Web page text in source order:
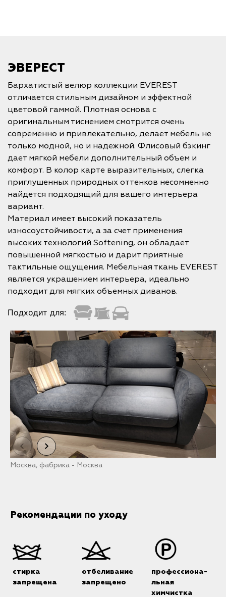
ЭВЕРЕСТ
Бархатистый велюр коллекции EVEREST
отличается стильным дизайном и эффектной
цветовой гаммой. Плотная основа с
оригинальным тиснением смотрится очень
современно и привлекательно, делает мебель не
только модной, но и надежной. Флисовый бэкинг
дает мягкой мебели дополнительный объем и
комфорт. В колор карте выразительных, слегка
приглушенных природных оттенков несомненно
найдется подходящий для вашего интерьера
вариант.
Материал имеет высокий показатель
износоустойчивости, а за счет применения
высоких технологий Softening, он обладает
повышенной мягкостью и дарит приятные
тактильные ощущения. Мебельная ткань EVEREST
является украшением интерьера, идеально
подходит для мягких объемных диванов.
Подходит для:
Москва, фабрика - Москва
Рекомендации по уходу
стирка
запрещена
отбеливание
запрещено
профессиона-
льная
химчистка